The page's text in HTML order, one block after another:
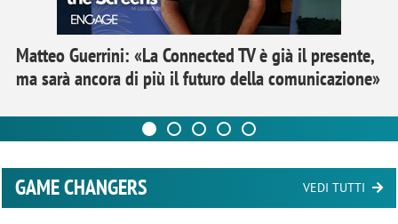
Matteo Guerrini: «La Connected TV è già il presente,
ma sarà ancora di più il futuro della comunicazione»
GAME CHANGERS VEDI TUTTI